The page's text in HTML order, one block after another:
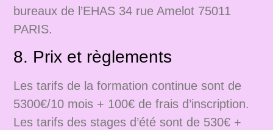
bureaux de l’EHAS 34 rue Amelot 75011
PARIS.
8. Prix et règlements
Les tarifs de la formation continue sont de
5300€/10 mois + 100€ de frais d’inscription.
Les tarifs des stages d’été sont de 530€ +